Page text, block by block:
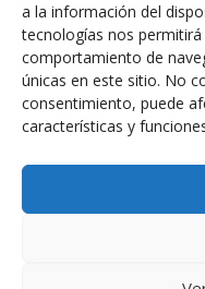
a la información del
tecnologías nos
comportamiento de
únicas en este sitio. No
consentimiento, puede
características y
Z
Titulo clave: